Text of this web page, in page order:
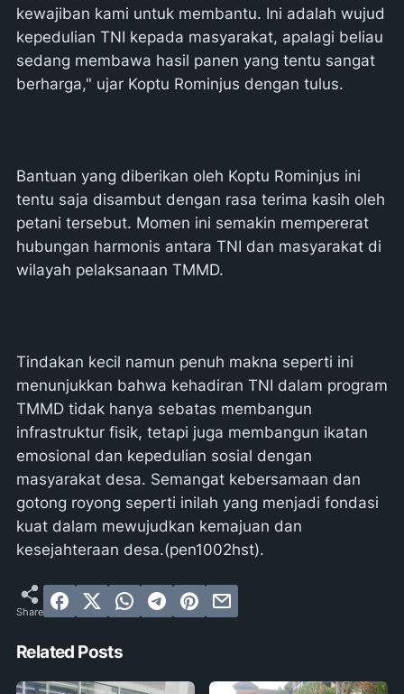
kewajiban kami untuk membantu. Ini adalah wujud
kepedulian TNI kepada masyarakat, apalagi beliau
sedang membawa hasil panen yang tentu sangat
berharga," ujar Koptu Rominjus dengan tulus.
Bantuan yang diberikan oleh Koptu Rominjus ini
tentu saja disambut dengan rasa terima kasih oleh
petani tersebut. Momen ini semakin mempererat
hubungan harmonis antara TNI dan masyarakat di
wilayah pelaksanaan TMMD.
Tindakan kecil namun penuh makna seperti ini
menunjukkan bahwa kehadiran TNI dalam program
TMMD tidak hanya sebatas membangun
infrastruktur fisik, tetapi juga membangun ikatan
emosional dan kepedulian sosial dengan
masyarakat desa. Semangat kebersamaan dan
gotong royong seperti inilah yang menjadi fondasi
kuat dalam mewujudkan kemajuan dan
kesejahteraan desa.(pen1002hst).
Related Posts